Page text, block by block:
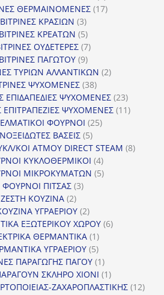
προϊόντα
ΘΕΡΜΑΙΝΟΜΕΝΕΣ 1717
ΒΙΤΡΙΝΕΣ ΚΡΑΣΙΩΝ 33
προϊόντα
ΒΙΤΡΙΝΕΣ ΚΡΕΑΤΩΝ 55
προϊόντα
ΟΥΔΕΤΕΡΕΣ 77
ΒΙΤΡΙΝΕΣ ΠΑΓΩΤΟΥ 99
προϊόντα
ΤΥΡΙΩΝ ΑΛΛΑΝΤΙΚΩΝ 22
ΨΥΧΟΜΕΝΕΣ 3838
προϊόντα
ΕΠΙΔΑΠΕΔΙΕΣ ΨΥΧΟΜΕΝΕΣ 2323
προϊόντα
ΕΠΙΤΡΑΠΕΖΙΕΣ ΨΥΧΟΜΕΝΕΣ 1111
ΦΟΥΡΝΟΙ 2525
ΒΑΣΕΙΣ 55
προϊόντα
ΚΟΙ ΑΤΜΟΥ DIRECT STEAM 88
ΚΥΚΛΟΘΕΡΜΙΚΟΙ 44
προϊόντα
ΜΙΚΡΟΚΥΜΑΤΩΝ 55
ΦΟΥΡΝΟΙ ΠΙΤΣΑΣ 33
ΖΕΣΤΗ ΚΟΥΖΙΝΑ 22
προϊόντα
ΥΓΡΑΕΡΙΟΥ 22
προϊόντα
ΕΞΩΤΕΡΙΚΟΥ ΧΩΡΟΥ 66
ΘΕΡΜΑΝΤΙΚΑ 11
προϊόν
ΥΓΡΑΕΡΙΟΥ 55
προϊόντα
ΠΑΡΑΓΩΓΗΣ ΠΑΓΟΥ 11
προϊόν
ΣΚΛΗΡΟ ΧΙΟΝΙ 11
προϊόν
ΖΑΧΑΡΟΠΛΑΣΤΙΚΗΣ 1212